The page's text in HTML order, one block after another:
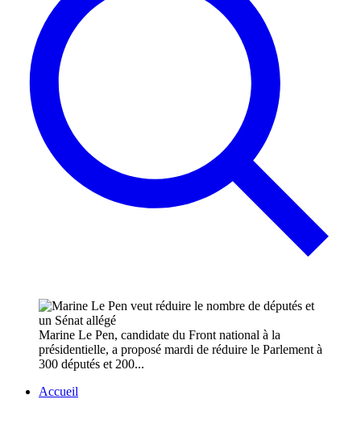
Marine Le Pen, candidate du Front national à la
présidentielle, a proposé mardi de réduire le Parlement à
300 députés et 200...
Accueil